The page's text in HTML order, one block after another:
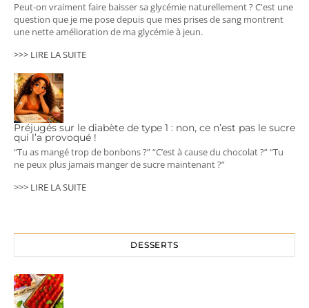
Peut-on vraiment faire baisser sa glycémie naturellement ? C'est une
question que je me pose depuis que mes prises de sang montrent
une nette amélioration de ma glycémie à jeun.
>>> LIRE LA SUITE
Préjugés sur le diabète de type 1 : non, ce n’est pas le sucre
qui l’a provoqué !
“Tu as mangé trop de bonbons ?” “C’est à cause du chocolat ?” “Tu
ne peux plus jamais manger de sucre maintenant ?”
>>> LIRE LA SUITE
DESSERTS